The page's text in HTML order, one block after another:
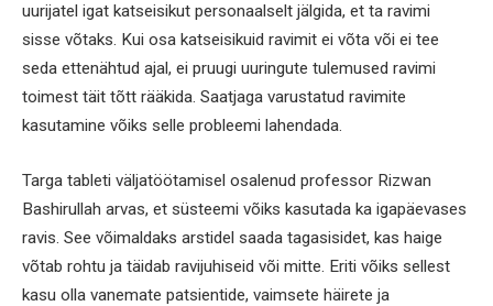
uurijatel igat katseisikut personaalselt jälgida, et ta ravimi
sisse võtaks. Kui osa katseisikuid ravimit ei võta või ei tee
seda ettenähtud ajal, ei pruugi uuringute tulemused ravimi
toimest täit tõtt rääkida. Saatjaga varustatud ravimite
kasutamine võiks selle probleemi lahendada.
Targa tableti väljatöötamisel osalenud professor Rizwan
Bashirullah arvas, et süsteemi võiks kasutada ka igapäevases
ravis. See võimaldaks arstidel saada tagasisidet, kas haige
võtab rohtu ja täidab ravijuhiseid või mitte. Eriti võiks sellest
kasu olla vanemate patsientide, vaimsete häirete ja